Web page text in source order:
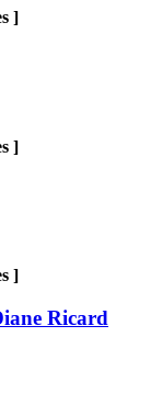
]
]
]
Ricard